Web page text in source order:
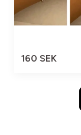
160 SEK